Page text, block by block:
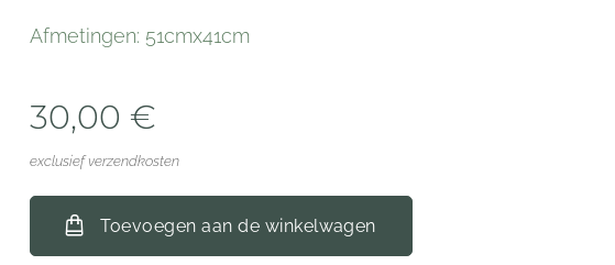
Afmetingen: 51cmx41cm
30,00 €
exclusief verzendkosten
Toevoegen aan de winkelwagen